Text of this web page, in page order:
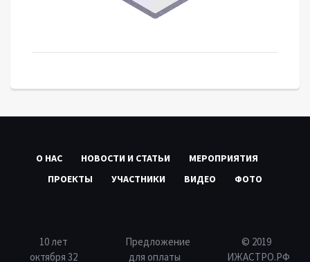
О НАС НОВОСТИ И СТАТЬИ
МЕРОПРИЯТИЯ
ПРОЕКТЫ
УЧАСТНИКИ ВИДЕО ФОТО
10 лет
октября 32
Предложение
для оплаты
© 2019
ИЖАСТРО.РФ